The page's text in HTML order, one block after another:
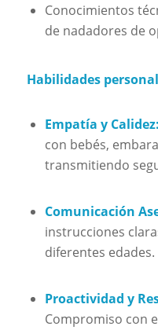
Conocimientos
de nadadores de
Habilidades
Empatía y Calidez:
con bebés,
transmitiendo
Comunicación
instrucciones
diferentes edades.
Proactividad y
Compromiso con